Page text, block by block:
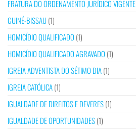
FRATURA DO ORDENAMENTO JURÍDICO VIGENTE
GUINÉ-BISSAU(1)
HOMICÍDIO QUALIFICADO (1)
HOMICÍDIO QUALIFICADO AGRAVADO (1)
IGREJA ADVENTISTA DO SÉTIMO DIA(1)
IGREJA CATÓLICA(1)
IGUALDADE DE DIREITOS E DEVERES(1)
IGUALDADE DE OPORTUNIDADES(1)